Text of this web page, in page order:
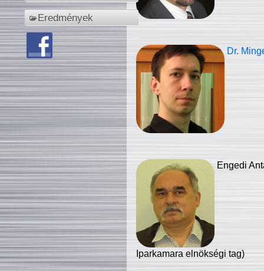
Eredmények
Dr.
Engedi
Iparkamara elnökségi tag)